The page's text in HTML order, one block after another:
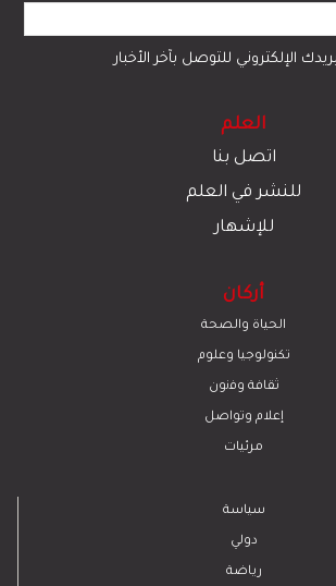
الإلكتروني للتوصل بآخر الأخبار
العلم
اتصل بنا
للنشر في العلم
للإشهار
أركان
الحياة والصحة
تكنولوجيا وعلوم
ﺛﻘﺎﻓﺔ وﻓﻧون
إعلام وتواصل
مرئيات
سياسة
دولي
رياضة